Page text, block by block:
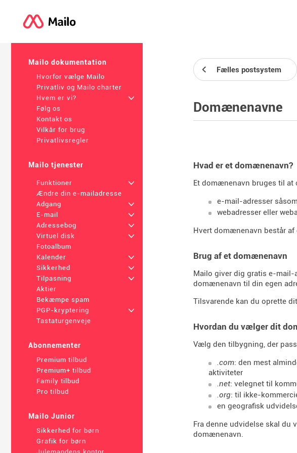
Mailo dokumentation
Hvorfor vælge Mailo
Privatliv og Mailo charter
Hvem er vi?
+
Følg os
Kontakt os
Vilkår for brug
Privatlivsregler
Mailo tjenester
Funktioner
+
Ændre din e-mailadresse
Adgang
+
E-mail
+
Adressebog
+
Virtuel disk
+
Fotoalbum
Kalender
+
Sikkerhed
+
Tilpasning
+
Aktier
Bekæmpe spam
PGP-kryptering
+
Tastaturgenveje
Abonnementer
Premium tilbud
Premium+ tilbud
Family tilbud
Pro tilbud
Mailo Junior
Sikkerhed for børn
Grafik for børn
Fælles postsystem
Domænenavne
Hvad er et domænenavn?
Et domænenavn bruges til at
e-mail-adresser såsom
webadresser eller
Hvert domænenavn består
Brug af et domænenavn
Mailo giver dig gratis e-
domænenavn til din egen
Tilsvarende kan du oprette
Hvordan du vælger dit
Vælg den tilbygning, der
.com: den mest
aktiviteter
.net: velegnet til
.org: til ikke-
en geografisk
Fra denne udvidelse skal du
domænenavn.